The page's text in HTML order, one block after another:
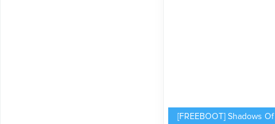
[FREEBOOT] Shadows